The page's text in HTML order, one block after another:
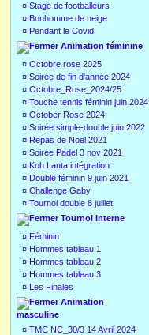
¤ Stage de footballeurs
¤ Bonhomme de neige
¤ Pendant le Covid
Animation féminine
¤ Octobre rose 2025
¤ Soirée de fin d'année 2024
¤ Octobre_Rose_2024/25
¤ Touche tennis féminin juin 2024
¤ October Rose 2024
¤ Soirée simple-double juin 2022
¤ Repas de Noël 2021
¤ Soirée Padel 3 nov 2021
¤ Koh Lanta intégration
¤ Double féminin 9 juin 2021
¤ Challenge Gaby
¤ Tournoi double 8 juillet
Tournoi Interne
¤ Féminin
¤ Hommes tableau 1
¤ Hommes tableau 2
¤ Hommes tableau 3
¤ Les Finales
Animation
masculine
¤ TMC NC_30/3 14 Avril 2024